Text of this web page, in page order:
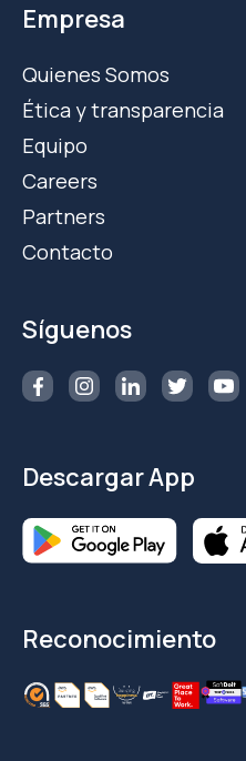
Empresa
Quienes Somos
Ética y transparencia
Equipo
Careers
Partners
Contacto
Síguenos
Descargar App
Reconocimiento